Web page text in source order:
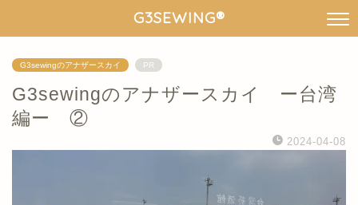
G3SEWING®︎
G3sewingのアナザースカイ PR
G3sewingのアナザースカイ ー台湾
編ー ②
2024-04-08